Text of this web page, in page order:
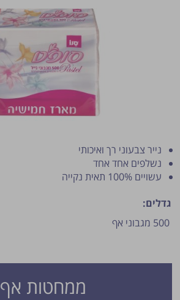
ממחטות אף
נייר צבעוני רך ואיכותי
נשלפים אחד אחד
עשויים 100% תאית נקייה
גדלים:
500 מגבוני אף
פרסום הטיפ מותנה לשיקול מנהל האתר.